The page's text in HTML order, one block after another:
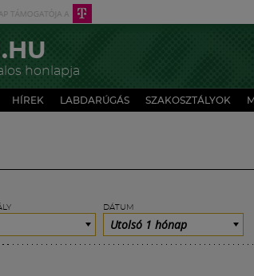
honlapja
HÍREK LABDARÚGÁS SZAKOSZTÁLYOK
DÁTUM
Utolsó 1 hónap